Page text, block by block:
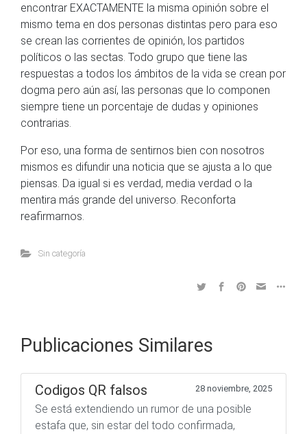
encontrar EXACTAMENTE la misma opinión sobre el
mismo tema en dos personas distintas pero para eso
se crean las corrientes de opinión, los partidos
políticos o las sectas. Todo grupo que tiene las
respuestas a todos los ámbitos de la vida se crean por
dogma pero aún así, las personas que lo componen
siempre tiene un porcentaje de dudas y opiniones
contrarias.
Por eso, una forma de sentirnos bien con nosotros
mismos es difundir una noticia que se ajusta a lo que
piensas. Da igual si es verdad, media verdad o la
mentira más grande del universo. Reconforta
reafirmarnos.
Sin categoría
Publicaciones Similares
Codigos QR falsos 28 noviembre, 2025
Se está extendiendo un rumor de una posible
estafa que, sin estar del todo confirmada,